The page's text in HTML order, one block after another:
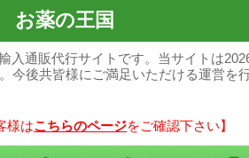
お薬の王国
入通販代行サイトです。当サイトは
今後共皆様にご満足いただける運営を
様はこちらのページをご確認下さい】